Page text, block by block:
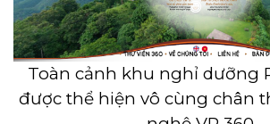
Toàn cảnh khu nghỉ dưỡng
được thể hiện vô cùng chân